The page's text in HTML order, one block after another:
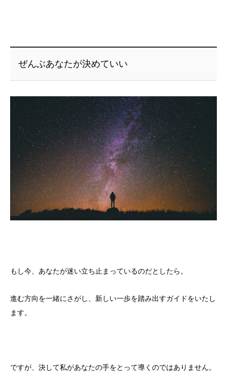
ぜんぶあなたが決めていい
もし今、あなたが迷い立ち止まっているのだとしたら。
進む方向を一緒にさがし、新しい一歩を踏み出すガイドをいたし
ます。
ですが、決して私があなたの手をとって導くのではありません。